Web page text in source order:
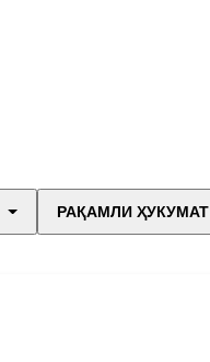
РАҚАМЛИ ҲУКУМАТ